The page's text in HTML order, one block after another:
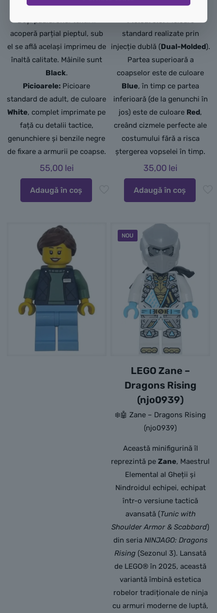
linii negre fine și umbre gri.
Deși pauldronul textil îi
acoperă parțial pieptul, sub
el se află același imprimeu de
înaltă calitate. Mâinile sunt
Black.
Picioarele: Picioare
standard de adult, de culoare
White, complet imprimate pe
față cu detalii tactice,
genunchiere și benzile negre
de fixare a armurii pe coapse.
55,00 lei
Adaugă în coș
ale costumului.
Picioarele:Picioare
standard realizate prin
injecție dublă (Dual-Molded).
Partea superioară a
coapselor este de culoare
Blue, în timp ce partea
inferioară (de la genunchi în
jos) este de culoare Red,
creând cizmele perfecte ale
costumului fără a risca
ștergerea vopselei în timp.
35,00 lei
Adaugă în coș
NOU
LEGO Zane –
Dragons Rising
(njo0939)
❄️🤖 Zane – Dragons Rising
(njo0939)
Această minifigurină îl
reprezintă peZane, Maestrul
Elemental al Gheții și
Nindroidul echipei, echipat
într-o versiune tactică
avansată (Tunic with
Shoulder Armor & Scabbard)
din seria NINJAGO: Dragons
Rising (Sezonul 3). Lansată
de LEGO® în 2025, această
variantă îmbină estetica
robelor tradiționale de ninja
cu armuri moderne de luptă,